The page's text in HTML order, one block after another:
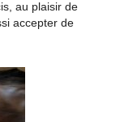
au plaisir de
accepter de